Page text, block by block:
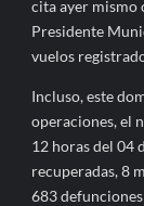
cita ayer mismo
Presidente
vuelos
Incluso, este
operaciones, el
12 horas del 04
recuperadas, 8
683